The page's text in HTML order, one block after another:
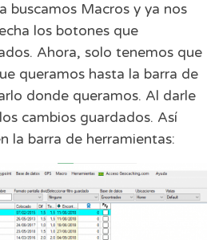
buscamos Macros y ya nos
los botones que
Ahora, solo tenemos que
queramos hasta la barra de
donde queramos. Al darle
cambios guardados. Así
la barra de herramientas: